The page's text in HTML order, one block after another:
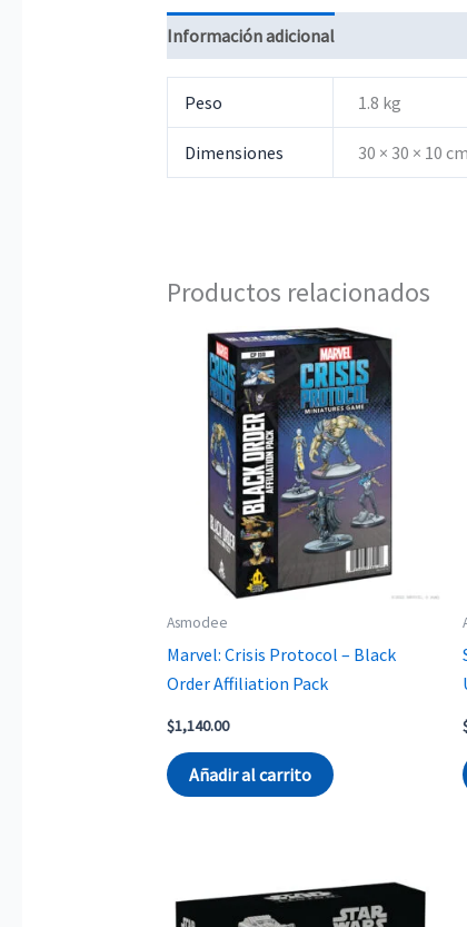
Información adicional
Peso 1.8 kg
Dimensiones 30 × 30 × 10 cm
Productos relacionados
Asmodee
Marvel: Crisis Protocol – Black
Order Affiliation Pack
$1,140.00
Añadir al carrito